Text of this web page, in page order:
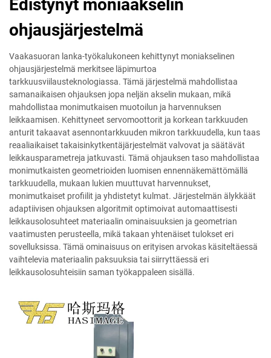
Edistynyt moniaakselin
ohjausjärjestelmä
Vaakasuoran lanka-työkalukoneen kehittynyt moniakselinen
ohjausjärjestelmä merkitsee läpimurtoa
tarkkuusviilausteknologiassa. Tämä järjestelmä mahdollistaa
samanaikaisen ohjauksen jopa neljän akselin mukaan, mikä
mahdollistaa monimutkaisen muotoilun ja harvennuksen
leikkaamisen. Kehittyneet servomoottorit ja korkean tarkkuuden
anturit takaavat asennontarkkuuden mikron tarkkuudella, kun taas
reaaliaikaiset takaisinkytkentäjärjestelmät valvovat ja säätävät
leikkausparametreja jatkuvasti. Tämä ohjauksen taso mahdollistaa
monimutkaisten geometrioiden luomisen ennennäkemättömällä
tarkkuudella, mukaan lukien muuttuvat harvennukset,
monimutkaiset profiilit ja yhdistetyt kulmat. Järjestelmän älykkäät
adaptiivisen ohjauksen algoritmit optimoivat automaattisesti
leikkausolosuhteet materiaalin ominaisuuksien ja geometrian
vaatimusten perusteella, mikä takaan yhtenäiset tulokset eri
sovelluksissa. Tämä ominaisuus on erityisen arvokas käsiteltäessä
vaihtelevia materiaalin paksuuksia tai siirryttäessä eri
leikkausolosuhteisiin saman työkappaleen sisällä.